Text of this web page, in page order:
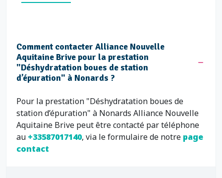
Comment contacter Alliance Nouvelle
Aquitaine Brive pour la prestation
"Déshydratation boues de station
d’épuration" à Nonards ?
Pour la prestation "Déshydratation boues de
station d’épuration" à Nonards Alliance Nouvelle
Aquitaine Brive peut être contacté par téléphone
au +33587017140, via le formulaire de notre page
contact